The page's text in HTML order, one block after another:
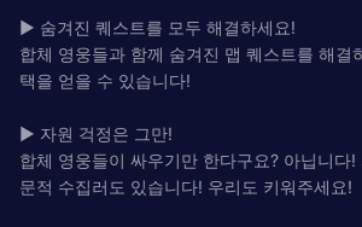
▶ 숨겨진 퀘스트를 모두 해결하세요!
합체 영웅들과 함께 숨겨진 맵 퀘스트를 해결
택을 얻을 수 있습니다!
▶ 자원 걱정은 그만!
합체 영웅들이 싸우기만 한다구요? 아닙니다!
문적 수집러도 있습니다! 우리도 키워주세요!